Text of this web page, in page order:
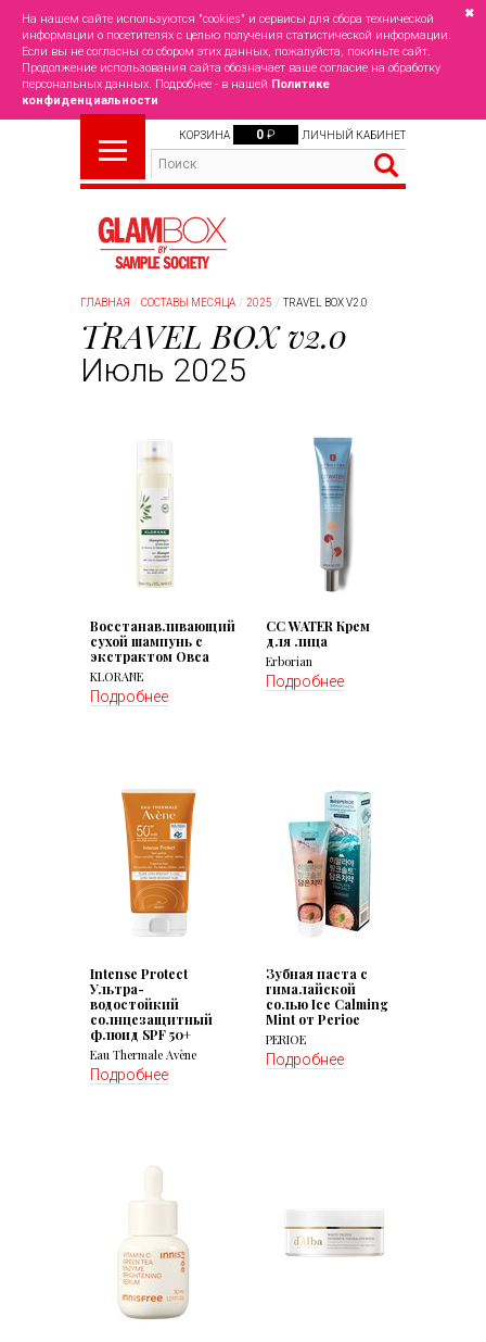
На нашем сайте используются "cookies" и сервисы для сбора технической
информации о посетителях с целью получения статистической информации.
Если вы не согласны со сбором этих данных, пожалуйста, покиньте сайт.
Продолжение использования сайта обозначает ваше согласие на обработку
персональных данных. Подробнее - в нашей Политике
конфиденциальности
✖
КОРЗИНА 0 ₽ ЛИЧНЫЙ КАБИНЕТ
ГЛАВНАЯ СОСТАВЫ МЕСЯЦА 2025 TRAVEL BOX V2.0
TRAVEL BOX v2.0
Июль 2025
Восстанавливающий
сухой шампунь с
экстрактом Овса
KLORANE
Подробнее
CC WATER Крем
для лица
Erborian
Подробнее
Intense Protect
Ультра-
водостойкий
солнцезащитный
флюид SPF 50+
Eau Thermale Avène
Подробнее
Зубная паста с
гималайской
солью Ice Calming
Mint от Perioe
PERIOE
Подробнее